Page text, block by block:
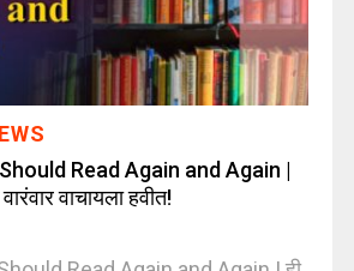
Read Again and Again |
वाचायला हवीत!